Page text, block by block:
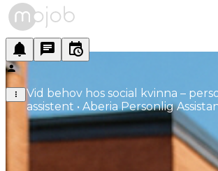
Vid behov hos social kvinna –
assistent • Aberia Personlig